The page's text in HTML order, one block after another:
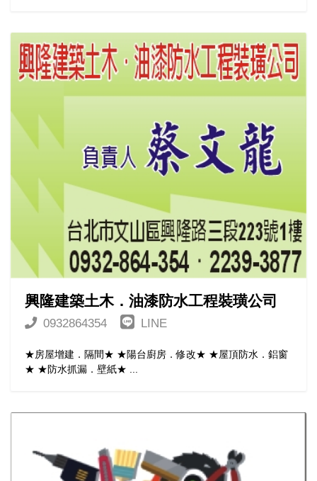
興隆建築土木．油漆防水工程裝璜公司
0932864354 LINE
★房屋增建．隔間★ ★陽台廚房．修改★ ★屋頂防水．鋁窗
★ ★防水抓漏．壁紙★ ...